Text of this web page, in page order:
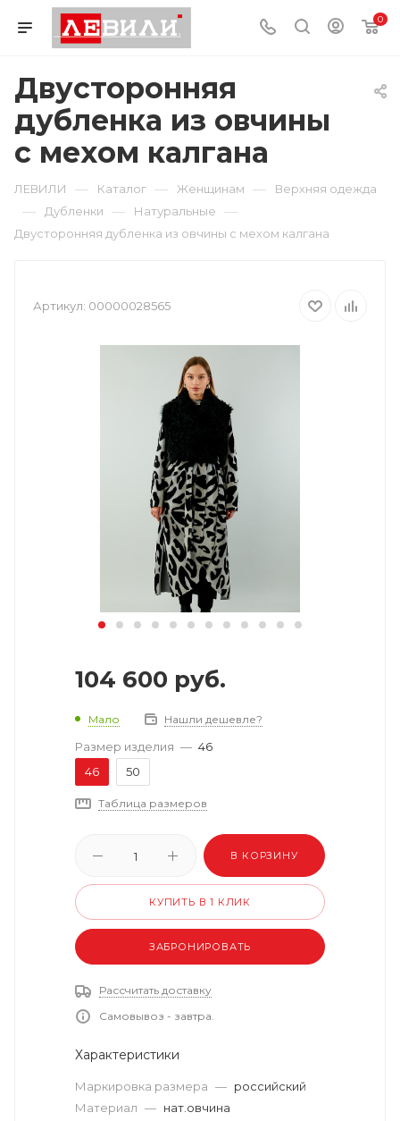
0
Двусторонняя
дубленка из овчины
с мехом калгана
ЛЕВИЛИ — Каталог — Женщинам — Верхняя одежда
— Дубленки — Натуральные —
Двусторонняя дубленка из овчины с мехом калгана
Артикул: 00000028565
104 600 руб.
Мало Нашли дешевле?
Размер изделия — 46
46
50
Таблица размеров
В КОРЗИНУ
КУПИТЬ В 1 КЛИК
ЗАБРОНИРОВАТЬ
Рассчитать доставку
Самовывоз - завтра.
Характеристики
Маркировка размера — российский
Материал — нат.овчина